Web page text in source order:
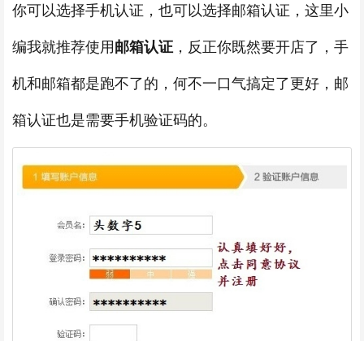
你可以选择手机认证，也可以选择邮箱认证，这里小
编我就推荐使用 邮箱认证 ，反正你既然要开店了，手
机和邮箱都是跑不了的，何不一口气搞定了更好，邮
箱认证也是需要手机验证码的。